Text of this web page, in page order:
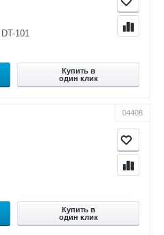
101
Купить в
один клик
04408
Купить в
один клик